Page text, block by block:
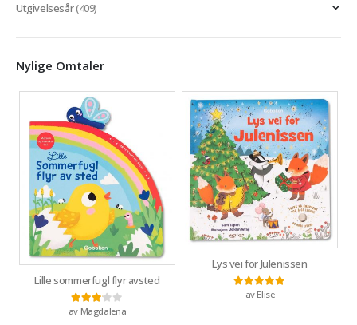
Utgivelsesår(409)
Nylige Omtaler
Lille sommerfugl flyr avsted
Vurdert3av 5
av Magdalena
Lys vei for Julenissen
Vurdert5
av Elise